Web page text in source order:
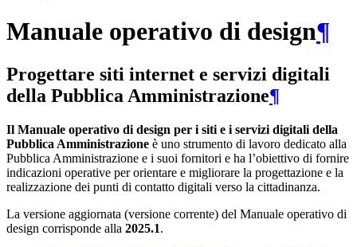
Manuale operativo di design¶
Progettare siti internet e servizi digitali
della Pubblica Amministrazione¶
Il Manuale operativo di design per i siti e i servizi digitali della
Pubblica Amministrazione è uno strumento di lavoro dedicato alla
Pubblica Amministrazione e i suoi fornitori e ha l’obiettivo di fornire
indicazioni operative per orientare e migliorare la progettazione e la
realizzazione dei punti di contatto digitali verso la cittadinanza.
La versione aggiornata (versione corrente) del Manuale operativo di
design corrisponde alla 2025.1.